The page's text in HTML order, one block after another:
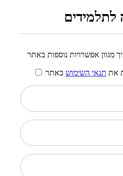
אפשרויות נוספות באתר
את תנאי השימוש באתר